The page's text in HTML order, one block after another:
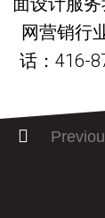
网营销行
话：416-